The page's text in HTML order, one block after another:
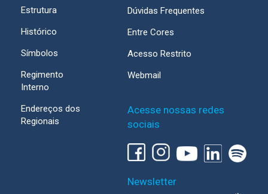
Estrutura
Histórico
Símbolos
Regimento
Interno
Endereços dos
Regionais
Dúvidas Frequentes
Entre Cores
Acesso Restrito
Webmail
Acesse nossas redes
sociais
Newsletter